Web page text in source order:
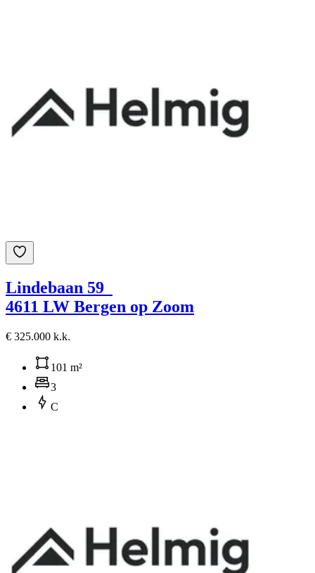
Lindebaan 59
4611 LW Bergen op Zoom
€ 325.000 k.k.
101 m²
3
C